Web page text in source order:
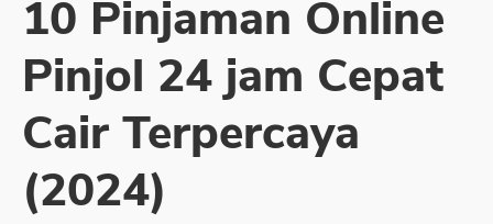
Sekuritas Saham
Bank Digital
Crypto
Assets Crypto
Exchange
10 Pinjaman Online
Pinjol 24 jam Cepat
Cair Terpercaya
(2024)